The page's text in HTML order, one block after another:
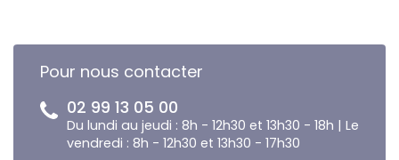
Pour nous contacter
02 99 13 05 00
Du lundi au jeudi : 8h - 12h30 et 13h30 - 18h | Le
vendredi : 8h - 12h30 et 13h30 - 17h30